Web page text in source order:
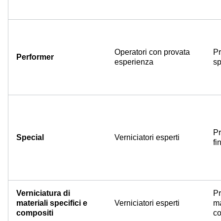
Performer
Operatori con provata
esperienza
Special Verniciatori esperti
Verniciatura di
materiali specifici e
compositi
Verniciatori esperti